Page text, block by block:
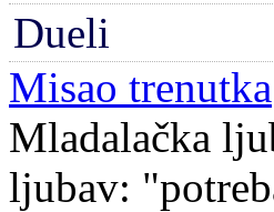
Dueli
Misao trenutka
Mladalačka
ljubav: